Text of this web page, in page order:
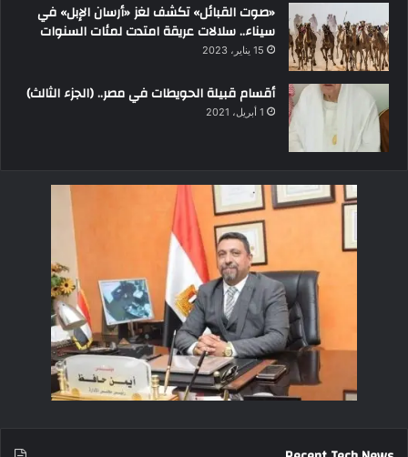
«صوت القبائل» تكشف لغز «أرسان الإبل» في
سيناء.. سلالات عريقة امتدت لمئات السنوات
15 يناير، 2023
أقسام قبيلة الحويطات في مصر.. (الجزء الثالث)
1 أبريل، 2021